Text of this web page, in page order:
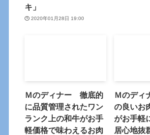
キ」
2020年01月28日 19:00
Ｍのディナー 徹底的
に品質管理されたワン
ランク上の和牛がお手
軽価格で味わえるお肉
Ｍのデ
の良いお
がお手軽
居心地抜